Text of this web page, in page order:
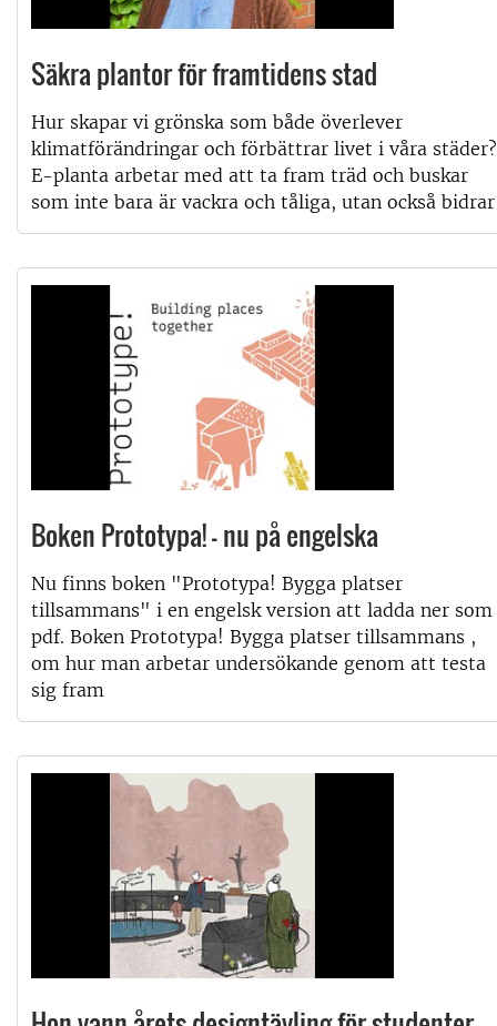
Säkra plantor för framtidens stad
Hur skapar vi grönska som både överlever
klimatförändringar och förbättrar livet i våra städer?
E-planta arbetar med att ta fram träd och buskar
som inte bara är vackra och tåliga, utan också bidrar
Boken Prototypa! – nu på engelska
Nu finns boken "Prototypa! Bygga platser
tillsammans" i en engelsk version att ladda ner som
pdf. Boken Prototypa! Bygga platser tillsammans ,
om hur man arbetar undersökande genom att testa
sig fram